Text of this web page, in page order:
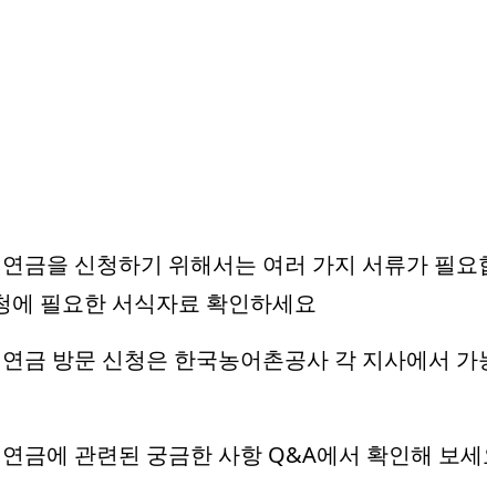
금을 신청하기 위해서는 여러 가지 서류가 필요
에 필요한 서식자료 확인하세요
금 방문 신청은 한국농어촌공사 각 지사에서 가
금에 관련된 궁금한 사항 Q&A에서 확인해 보